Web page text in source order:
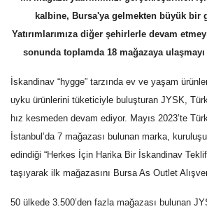
kalbine, Bursa'ya gelmekten büyük bir
Yatırımlarımıza diğer şehirlerle devam
sonunda toplamda 18 mağazaya
İskandinav “hygge” tarzında ev ve yaşam
uyku ürünlerini tüketiciyle buluşturan JYSK,
hız kesmeden devam ediyor. Mayıs 2023’te
İstanbul’da 7 mağazası bulunan marka,
edindiği “Herkes İçin Harika Bir İskandinav
taşıyarak ilk mağazasını Bursa As Outlet
50 ülkede 3.500’den fazla mağazası bulunan